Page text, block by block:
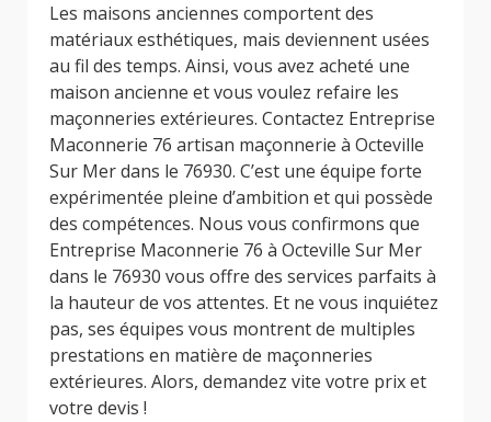
Les maisons anciennes comportent des
matériaux esthétiques, mais deviennent usées
au fil des temps. Ainsi, vous avez acheté une
maison ancienne et vous voulez refaire les
maçonneries extérieures. Contactez Entreprise
Maconnerie 76 artisan maçonnerie à Octeville
Sur Mer dans le 76930. C’est une équipe forte
expérimentée pleine d’ambition et qui possède
des compétences. Nous vous confirmons que
Entreprise Maconnerie 76 à Octeville Sur Mer
dans le 76930 vous offre des services parfaits à
la hauteur de vos attentes. Et ne vous inquiétez
pas, ses équipes vous montrent de multiples
prestations en matière de maçonneries
extérieures. Alors, demandez vite votre prix et
votre devis !